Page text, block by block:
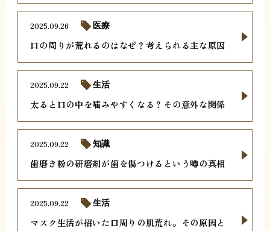
口の周りが荒れるのはなぜ？考えられる主な原因
2025.09.26 医療
太ると口の中を噛みやすくなる？その意外な関係
2025.09.22 生活
歯磨き粉の研磨剤が歯を傷つけるという噂の真相
2025.09.22 知識
マスク生活が招いた口周りの肌荒れ。その原因と
2025.09.22 生活